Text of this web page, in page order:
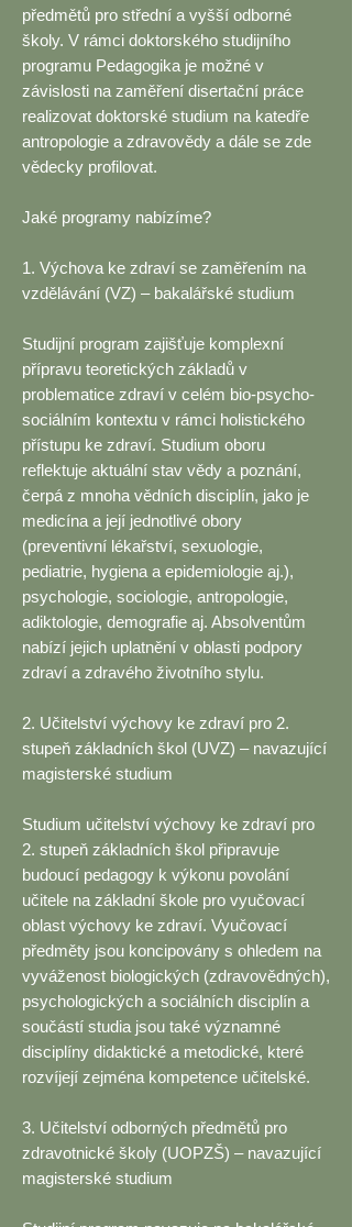
předmětů pro střední a vyšší odborné
školy. V rámci doktorského studijního
programu Pedagogika je možné v
závislosti na zaměření disertační práce
realizovat doktorské studium na katedře
antropologie a zdravovědy a dále se zde
vědecky profilovat.
Jaké programy nabízíme?
1. Výchova ke zdraví se zaměřením na
vzdělávání (VZ) – bakalářské studium
Studijní program zajišťuje komplexní
přípravu teoretických základů v
problematice zdraví v celém bio-psycho-
sociálním kontextu v rámci holistického
přístupu ke zdraví. Studium oboru
reflektuje aktuální stav vědy a poznání,
čerpá z mnoha vědních disciplín, jako je
medicína a její jednotlivé obory
(preventivní lékařství, sexuologie,
pediatrie, hygiena a epidemiologie aj.),
psychologie, sociologie, antropologie,
adiktologie, demografie aj. Absolventům
nabízí jejich uplatnění v oblasti podpory
zdraví a zdravého životního stylu.
2. Učitelství výchovy ke zdraví pro 2.
stupeň základních škol (UVZ) – navazující
magisterské studium
Studium učitelství výchovy ke zdraví pro
2. stupeň základních škol připravuje
budoucí pedagogy k výkonu povolání
učitele na základní škole pro vyučovací
oblast výchovy ke zdraví. Vyučovací
předměty jsou koncipovány s ohledem na
vyváženost biologických (zdravovědných),
psychologických a sociálních disciplín a
součástí studia jsou také významné
disciplíny didaktické a metodické, které
rozvíjejí zejména kompetence učitelské.
3. Učitelství odborných předmětů pro
zdravotnické školy (UOPZŠ) – navazující
magisterské studium